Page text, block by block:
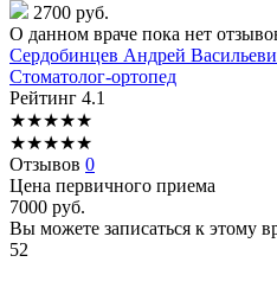
2700 руб.
О данном враче пока нет
Сердобинцев Андрей
Стоматолог-ортопед
Рейтинг 4.1
★★★★★
★★★★★
Отзывов 0
Цена первичного приема
7000 руб.
Вы можете записаться к этому
52